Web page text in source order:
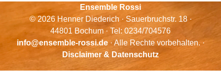
Ensemble Rossi
© 2026 Henner Diederich · Sauerbruchstr. 18 ·
44801 Bochum · Tel: 0234/704576
info@ensemble-rossi.de· Alle Rechte vorbehalten. ·
Disclaimer & Datenschutz